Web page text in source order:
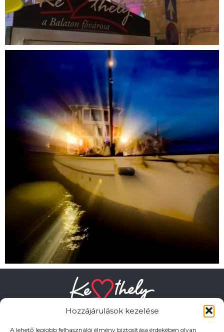
Hozzájárulások kezelése
A lehető legjobb felhasználói élmény biztosítása érdekében olyan